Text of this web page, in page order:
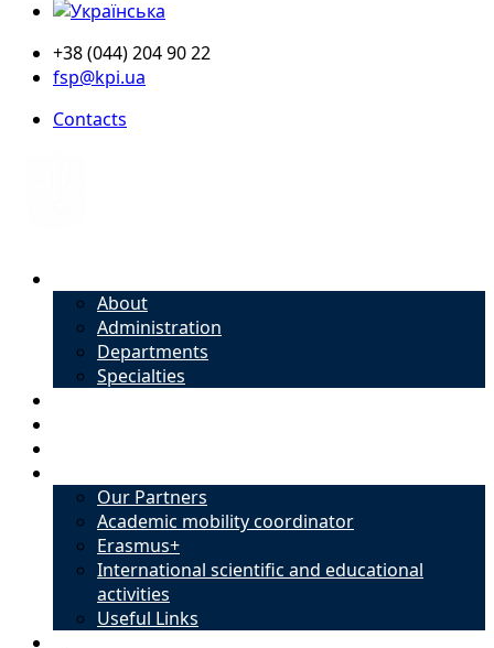
+38 (044) 204 90 22
fsp@kpi.ua
Contacts
About
Administration
Departments
Specialties
Our Partners
Academic mobility coordinator
Erasmus+
International scientific and educational
activities
Useful Links